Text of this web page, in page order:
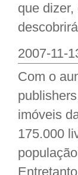
que
2007-11-
Com o
imóveis
175.000